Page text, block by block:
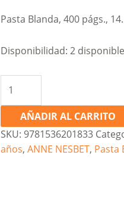
Pasta Blanda, 400 págs.,
Disponibilidad: 2
and
Wallfish
cantidad
AÑADIR AL CARRITO
SKU: 9781536201833
años,ANNE NESBET, Pasta